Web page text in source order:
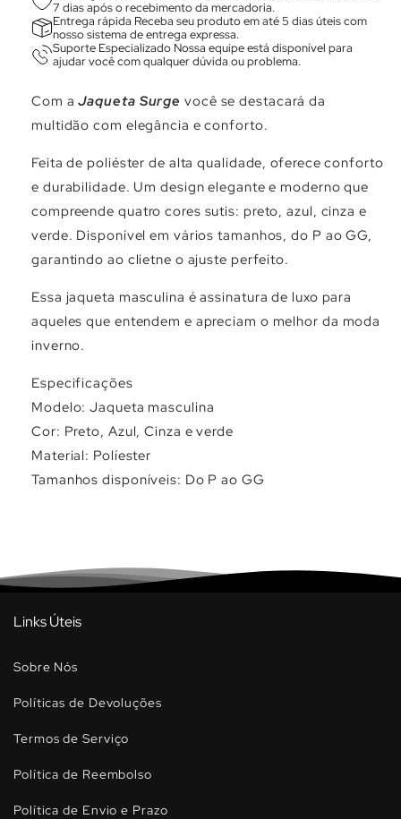
7 dias após o recebimento da mercadoria.
Entrega rápida Receba seu produto em até 5 dias úteis com
nosso sistema de entrega expressa.
Suporte Especializado Nossa equipe está disponível para
ajudar você com qualquer dúvida ou problema.
Com aJaqueta Surge você se destacará da
multidão com elegância e conforto.
Feita de poliéster de alta qualidade, oferece conforto
e durabilidade. Um design elegante e moderno que
compreende quatro cores sutis: preto, azul, cinza e
verde. Disponível em vários tamanhos, do P ao GG,
garantindo ao clietne o ajuste perfeito.
Essa jaqueta masculina é assinatura de luxo para
aqueles que entendem e apreciam o melhor da moda
inverno.
Especificações
Modelo: Jaqueta masculina
Cor: Preto, Azul, Cinza e verde
Material: Políester
Tamanhos disponíveis: Do P ao GG
Links Úteis
Sobre Nós
Políticas de Devoluções
Termos de Serviço
Política de Reembolso
Política de Envio e Prazo